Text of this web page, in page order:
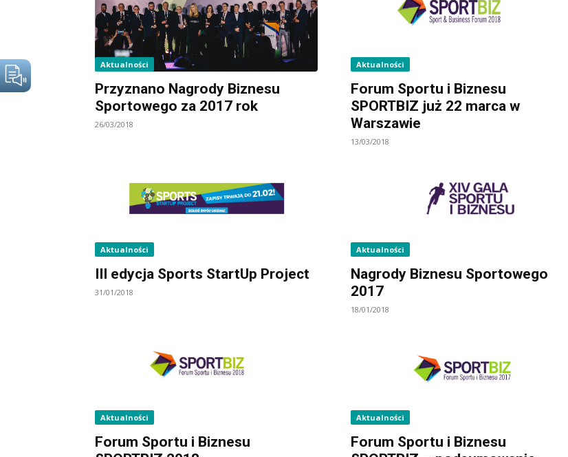
Aktualności
Przyznano Nagrody Biznesu
Sportowego za 2017 rok
26/03/2018
Aktualności
Forum Sportu i Biznesu
SPORTBIZ już 22 marca w
Warszawie
13/03/2018
Aktualności
III edycja Sports StartUp Project
31/01/2018
Aktualności
Nagrody Biznesu Sportowego
2017
18/01/2018
Aktualności
Forum Sportu i Biznesu
Aktualności
Forum Sportu i Biznesu